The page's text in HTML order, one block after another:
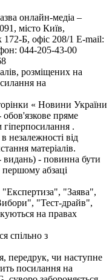
онлайн-медіа –
місто Київ,
Б, офіс 208/1 E-mail:
044-205-43-00
розміщених на
на
« Новини України
обов'язкове пряме
.
незалежності від
матеріалів.
видань) - повинна бути
першому абзаці
"Заява",
"Тест-драйв",
на правах
спільно з
передрук, чи наступне
посилання на